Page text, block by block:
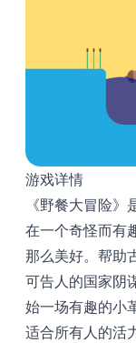
游戏详情
《野餐大冒险
在一个奇怪而有
那么美好。帮助
可告人的国家阴
始一场有趣的小
适合所有人的活